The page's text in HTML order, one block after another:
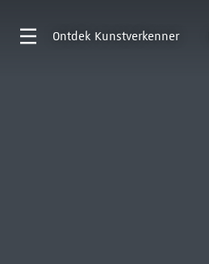
Ontdek Kunstverkenner